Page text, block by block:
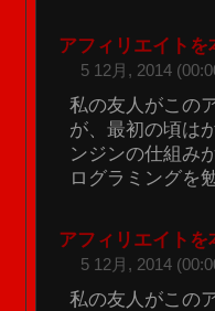
アフィリエイト
5 12月, 2014
私の友人がこの
が、最初の頃は
ンジンの仕組み
ログラミングを
アフィリエイト
5 12月, 2014
私の友人がこの